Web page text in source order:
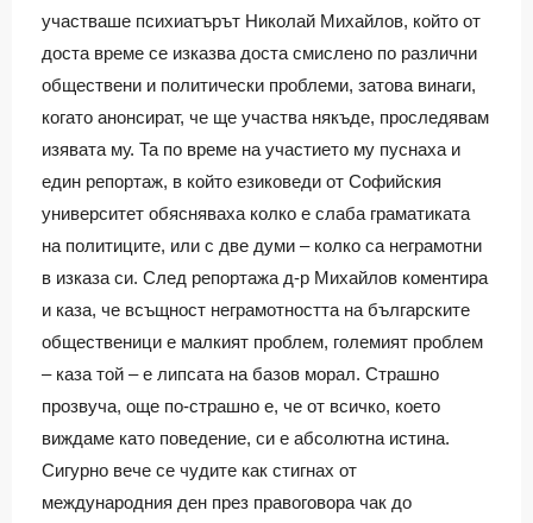
участваше психиатърът Николай Михайлов, който от
доста време се изказва доста смислено по различни
обществени и политически проблеми, затова винаги,
когато анонсират, че ще участва някъде, проследявам
изявата му. Та по време на участието му пуснаха и
един репортаж, в който езиковеди от Софийския
университет обясняваха колко е слаба граматиката
на политиците, или с две думи – колко са неграмотни
в изказа си. След репортажа д-р Михайлов коментира
и каза, че всъщност неграмотността на българските
общественици е малкият проблем, големият проблем
– каза той – е липсата на базов морал. Страшно
прозвуча, още по-страшно е, че от всичко, което
виждаме като поведение, си е абсолютна истина.
Сигурно вече се чудите как стигнах от
международния ден през правоговора чак до